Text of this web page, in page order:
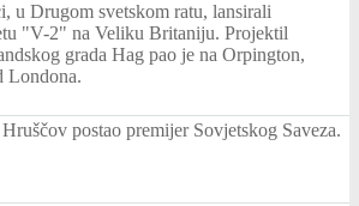
u Drugom svetskom ratu, lansirali
"V-2" na Veliku Britaniju. Projektil
grada Hag pao je na Orpington,
Londona.
postao premijer Sovjetskog Saveza.